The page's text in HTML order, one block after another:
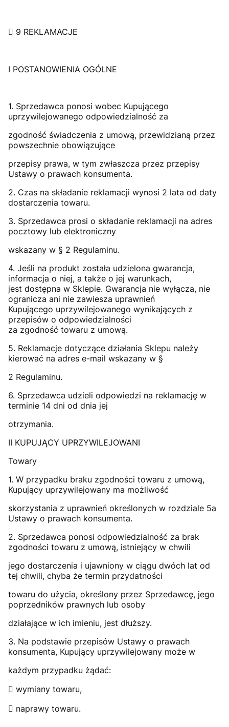
 9 REKLAMACJE
I POSTANOWIENIA OGÓLNE
1. Sprzedawca ponosi wobec Kupującego
uprzywilejowanego odpowiedzialność za
zgodność świadczenia z umową, przewidzianą przez
powszechnie obowiązujące
przepisy prawa, w tym zwłaszcza przez przepisy
Ustawy o prawach konsumenta.
2. Czas na składanie reklamacji wynosi 2 lata od daty
dostarczenia towaru.
3. Sprzedawca prosi o składanie reklamacji na adres
pocztowy lub elektroniczny
wskazany w § 2 Regulaminu.
4. Jeśli na produkt została udzielona gwarancja,
informacja o niej, a także o jej warunkach,
jest dostępna w Sklepie. Gwarancja nie wyłącza, nie
ogranicza ani nie zawiesza uprawnień
Kupującego uprzywilejowanego wynikających z
przepisów o odpowiedzialności
za zgodność towaru z umową.
5. Reklamacje dotyczące działania Sklepu należy
kierować na adres e-mail wskazany w §
2 Regulaminu.
6. Sprzedawca udzieli odpowiedzi na reklamację w
terminie 14 dni od dnia jej
otrzymania.
II KUPUJĄCY UPRZYWILEJOWANI
Towary
1. W przypadku braku zgodności towaru z umową,
Kupujący uprzywilejowany ma możliwość
skorzystania z uprawnień określonych w rozdziale 5a
Ustawy o prawach konsumenta.
2. Sprzedawca ponosi odpowiedzialność za brak
zgodności towaru z umową, istniejący w chwili
jego dostarczenia i ujawniony w ciągu dwóch lat od
tej chwili, chyba że termin przydatności
towaru do użycia, określony przez Sprzedawcę, jego
poprzedników prawnych lub osoby
działające w ich imieniu, jest dłuższy.
3. Na podstawie przepisów Ustawy o prawach
konsumenta, Kupujący uprzywilejowany może w
każdym przypadku żądać:
 wymiany towaru,
 naprawy towaru.